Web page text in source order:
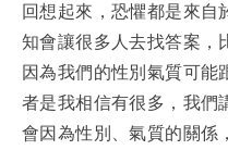
回想起來，恐懼都是來自
知會讓很多人去找答案，
因為我們的性別氣質可能
者是我相信有很多，我們
會因為性別、氣質的關係